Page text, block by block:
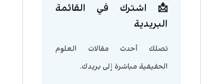
📩 اشترك في القائمة
البريدية
تصلك أحدث مقالات العلوم
الحقيقية مباشرة إلى بريدك.